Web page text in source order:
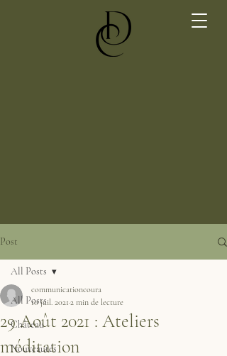
Post
All Posts
Château
Nouveautés
All Posts
29 Août 2021 : Ateliers
méditation
communicationcoura
10 juil. 2021 2 min de lecture